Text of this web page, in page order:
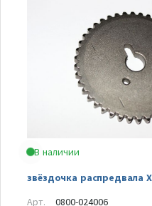
В наличии
звёздочка распредвала
Арт.
0800-024006